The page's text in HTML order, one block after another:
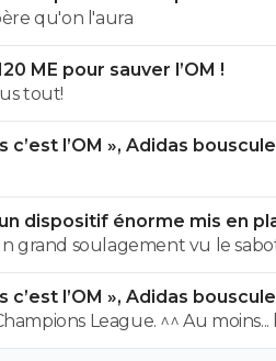
qu'on l'aura
ME pour sauver l’OM !
tout!
l’OM », Adidas
dispositif énorme mis en
grand soulagement vu le
froc Fonseca au match allé.
grande victoire et une énorme
licenciement de ce clown.
l’OM », Adidas
League. ^^ Au moins... l'OM a
ne se trompe pas